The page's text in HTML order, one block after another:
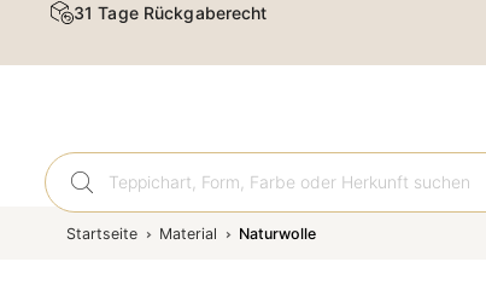
Kostenloser Versand & Rückversand
Startseite Material Naturwolle